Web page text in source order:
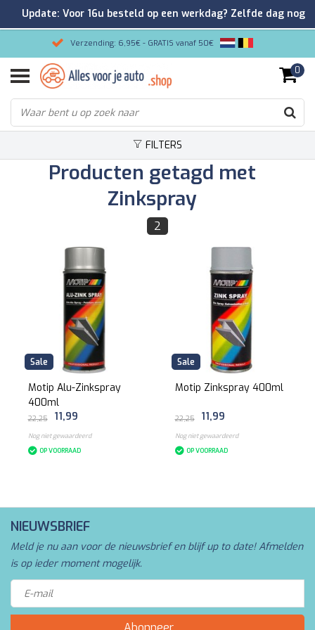
Verzending: 6,95€ - GRATIS vanaf 50€
Gemakkelijk bestellen/Veilig betalen
9.2/10 Klantenrating via Kiyoh!
0
FILTERS
Producten getagd met
Zinkspray
2
Sale
Motip Alu-Zinkspray
400ml
22,25 11,99
Nog niet gewaardeerd
OP VOORRAAD
Sale
Motip Zinkspray 400ml
22,25 11,99
Nog niet gewaardeerd
OP VOORRAAD
NIEUWSBRIEF
Meld je nu aan voor de nieuwsbrief en blijf up to date! Afmelden
is op ieder moment mogelijk.
Update: Voor 16u besteld op een werkdag? Zelfde dag nog
verzonden!